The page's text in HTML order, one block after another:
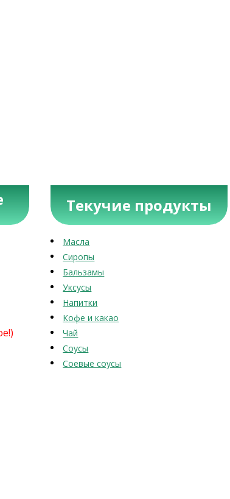
Текучие продукты
Масла
Сиропы
Бальзамы
Уксусы
Напитки
Кофе и какао
Чай
Соусы
Соевые соусы